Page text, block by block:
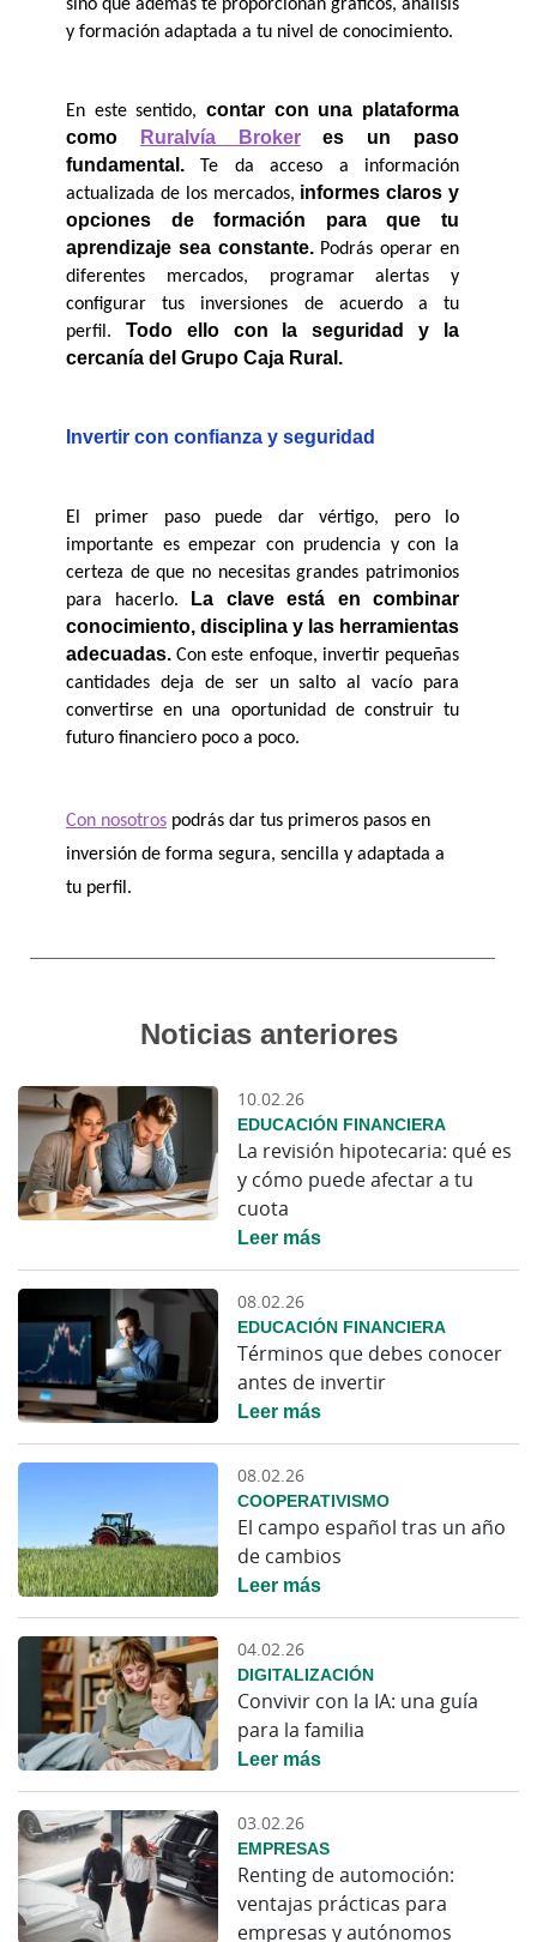
sino que además te proporcionan gráficos, análisis
y formación adaptada a tu nivel de conocimiento.
En este sentido, contar con una plataforma
como Ruralvía Broker es un paso
fundamental. Te da acceso a información
actualizada de los mercados, informes claros y
opciones de formación para que tu
aprendizaje sea constante. Podrás operar en
diferentes mercados, programar alertas y
configurar tus inversiones de acuerdo a tu
perfil. Todo ello con la seguridad y la
cercanía del Grupo Caja Rural.
Invertir con confianza y seguridad
El primer paso puede dar vértigo, pero lo
importante es empezar con prudencia y con la
certeza de que no necesitas grandes patrimonios
para hacerlo. La clave está en combinar
conocimiento, disciplina y las herramientas
adecuadas. Con este enfoque, invertir pequeñas
cantidades deja de ser un salto al vacío para
convertirse en una oportunidad de construir tu
futuro financiero poco a poco.
Con nosotros podrás dar tus primeros pasos en
inversión de forma segura, sencilla y adaptada a
tu perfil.
Noticias anteriores
10.02.26
EDUCACIÓN FINANCIERA
La revisión hipotecaria: qué es
y cómo puede afectar a tu
cuota
Leer más
08.02.26
EDUCACIÓN FINANCIERA
Términos que debes conocer
antes de invertir
Leer más
08.02.26
COOPERATIVISMO
El campo español tras un año
de cambios
Leer más
04.02.26
DIGITALIZACIÓN
Convivir con la IA: una guía
para la familia
Leer más
03.02.26
EMPRESAS
Renting de automoción:
ventajas prácticas para
empresas y autónomos